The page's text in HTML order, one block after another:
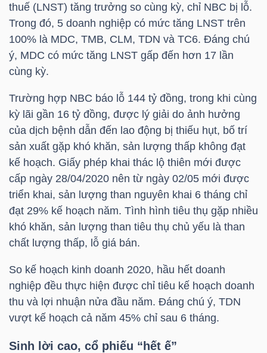
thuế (LNST) tăng trưởng so cùng kỳ, chỉ NBC bị lỗ.
Trong đó, 5 doanh nghiệp có mức tăng LNST trên
100% là MDC, TMB, CLM, TDN và TC6. Đáng chú
ý, MDC có mức tăng LNST gấp đến hơn 17 lần
cùng kỳ.
Trường hợp NBC báo lỗ 144 tỷ đồng, trong khi cùng
kỳ lãi gần 16 tỷ đồng, được lý giải do ảnh hưởng
của dịch bệnh dẫn đến lao động bị thiếu hụt, bố trí
sản xuất gặp khó khăn, sản lượng thấp không đạt
kế hoạch. Giấy phép khai thác lộ thiên mới được
cấp ngày 28/04/2020 nên từ ngày 02/05 mới được
triển khai, sản lượng than nguyên khai 6 tháng chỉ
đạt 29% kế hoạch năm. Tình hình tiêu thụ gặp nhiều
khó khăn, sản lượng than tiêu thụ chủ yếu là than
chất lượng thấp, lỗ giá bán.
So kế hoạch kinh doanh 2020, hầu hết doanh
nghiệp đều thực hiện được chỉ tiêu kế hoạch doanh
thu và lợi nhuận nửa đầu năm. Đáng chú ý, TDN
vượt kế hoạch cả năm 45% chỉ sau 6 tháng.
Sinh lời cao, cổ phiếu “hết ế”
DOANH
NGHIỆP
CỔ
PHIẾU
PHÁI
SINH
TRÁI
CÔNG
ĐẦU